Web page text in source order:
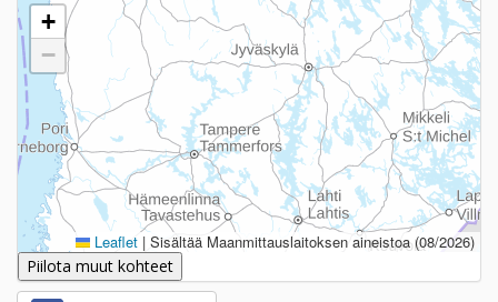
+
−
Leaflet | Sisältää Maanmittauslaitoksen aineistoa (08/2026)
Piilota muut kohteet